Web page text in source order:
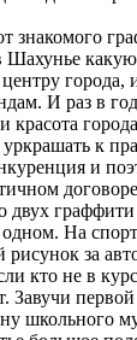
города,
И раз в
красота
к
и
двух
одном. На
рисунок за
кто не в
Завучи
школьного